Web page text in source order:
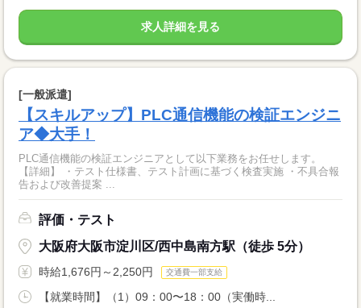
求人詳細を見る
[一般派遣]
【スキルアップ】PLC通信機能の検証エンジニ
ア◆大手！
PLC通信機能の検証エンジニアとして以下業務をお任せします。
【詳細】 ・テスト仕様書、テスト計画に基づく検査実施 ・不具合報
評価・テスト
大阪府大阪市淀川区/西中島南方駅（徒歩 5分）
時給1,676円～2,250円 交通費一部支給
【就業時間】（1）09：00〜18：00（実働時...